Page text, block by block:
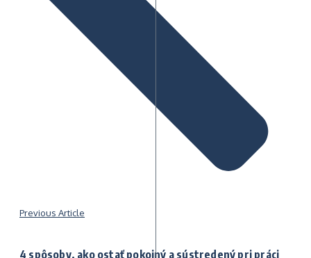
Previous Article
4 spôsoby, ako ostať pokojný a sústredený pri práci